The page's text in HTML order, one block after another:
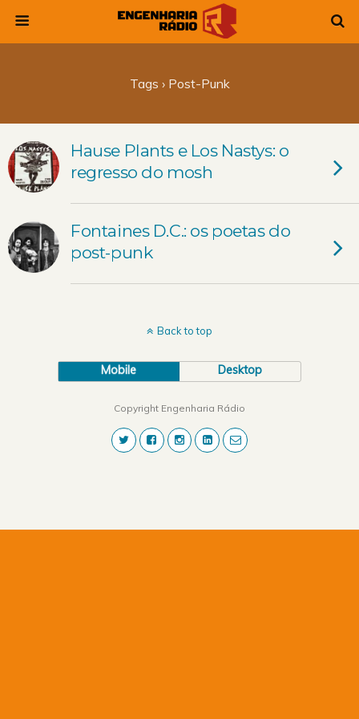
Tags › Post-Punk
Hause Plants e Los Nastys: o
regresso do mosh
Fontaines D.C.: os poetas do
post-punk
Back to top
Mobile Desktop
Copyright Engenharia Rádio